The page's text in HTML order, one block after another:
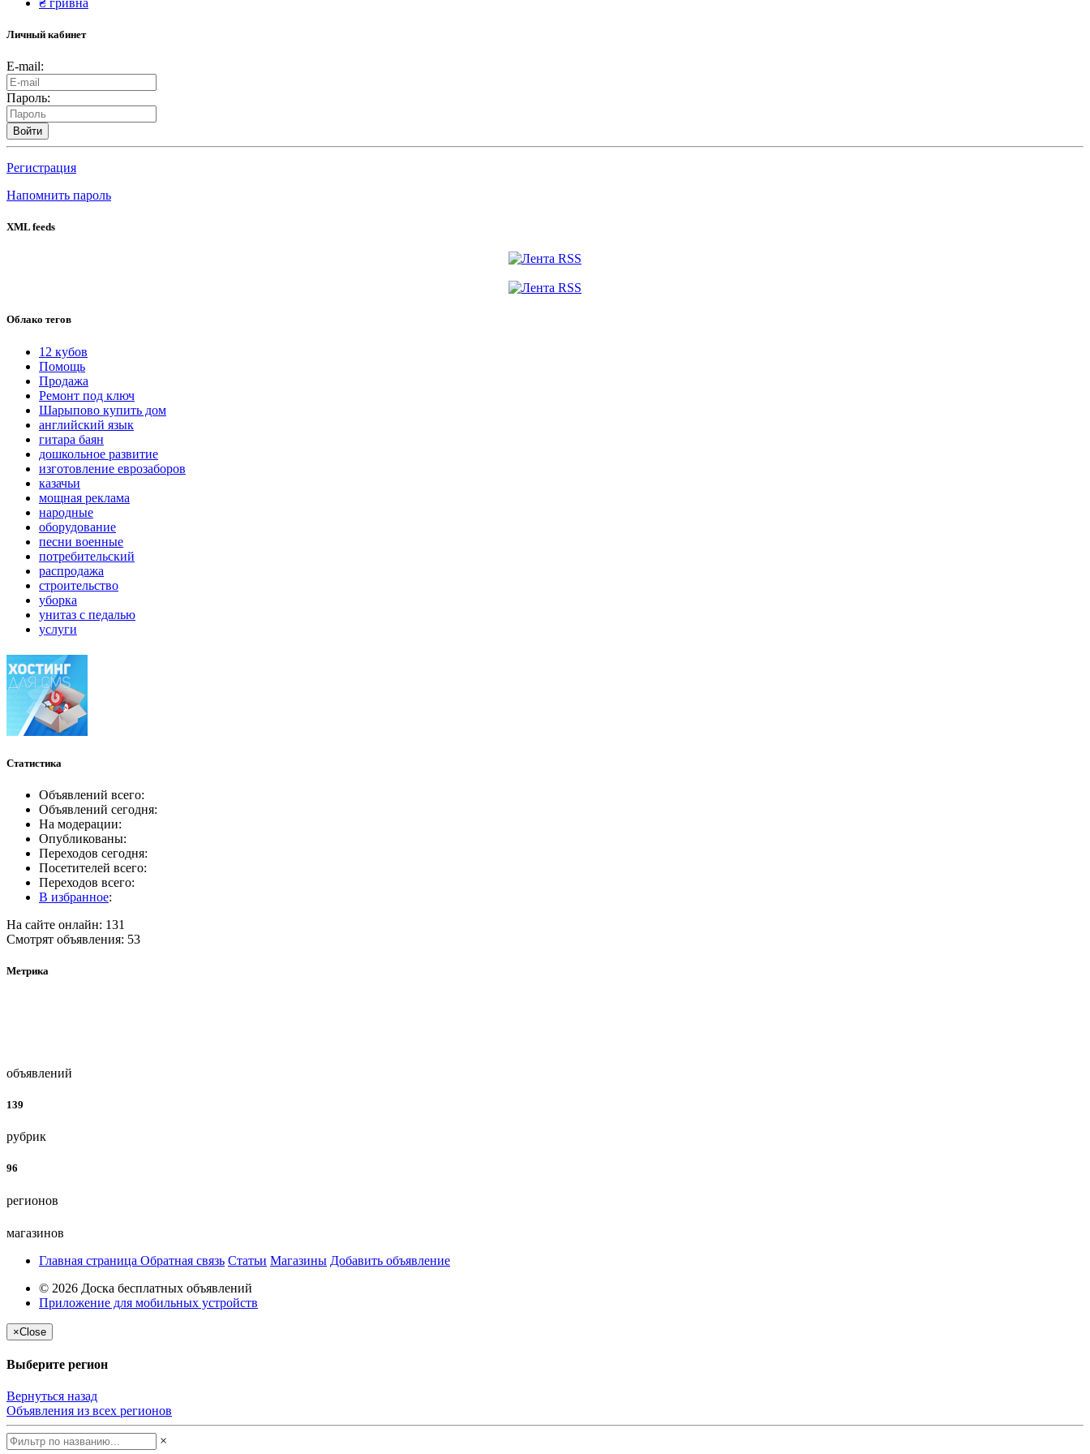
Личный кабинет
E-mail:
Пароль:
Войти
Регистрация
Напомнить пароль
XML feeds
Облако тегов
12 кубов
Помощь
Продажа
Ремонт под ключ
Шарыпово купить дом
английский язык
гитара баян
дошкольное развитие
изготовление еврозаборов
казачьи
мощная реклама
народные
оборудование
песни военные
потребительский
распродажа
строительство
уборка
унитаз с педалью
услуги
Статистика
Объявлений всего:
Объявлений сегодня:
На модерации:
Опубликованы:
Переходов сегодня:
Посетителей всего:
Переходов всего:
В избранное:
На сайте онлайн: 131
Смотрят объявления: 53
Метрика
объявлений
139
рубрик
96
регионов
магазинов
Главная страница Обратная связь Статьи Магазины Добавить объявление
© 2026 Доска бесплатных объявлений
Приложение для мобильных устройств
×Close
Выберите регион
Вернуться назад
Объявления из всех регионов
×